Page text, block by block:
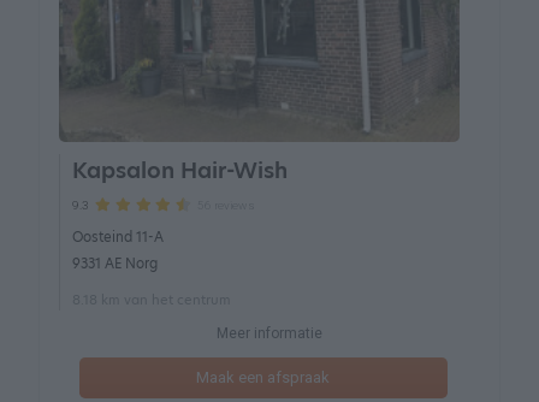
Kapsalon Hair-Wish
9.3
Oosteind 11-A
9331 AE Norg
Meer informatie
Maak een afspraak